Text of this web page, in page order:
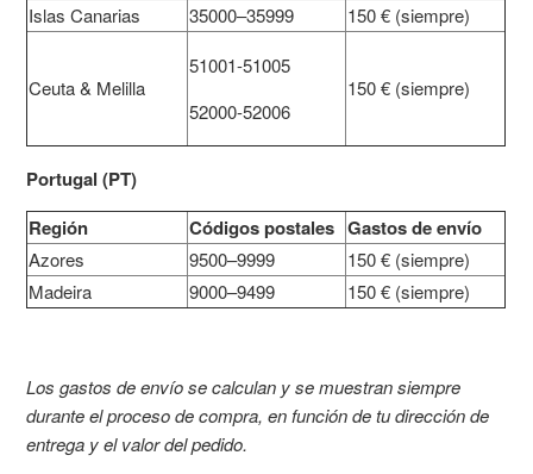
Islas Canarias
35000–35999 150 € (siempre)
Ceuta & Melilla
51001-51005
52000-52006
150 € (siempre)
Portugal (PT)
Región
Códigos postales Gastos de envío
Azores 9500–9999
150 € (siempre)
Madeira
9000–9499 150 € (siempre)
Los gastos de envío se calculan y se muestran siempre
durante el proceso de compra, en función de tu dirección de
entrega y el valor del pedido.